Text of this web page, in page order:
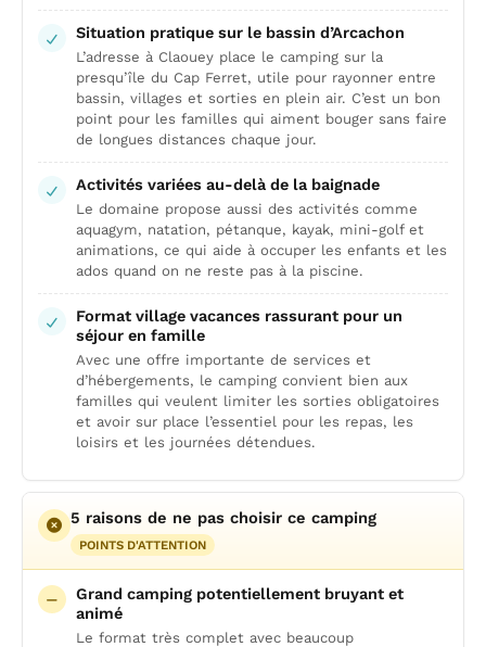
Situation pratique sur le bassin d’Arcachon
L’adresse à Claouey place le camping sur la
presqu’île du Cap Ferret, utile pour rayonner entre
bassin, villages et sorties en plein air. C’est un bon
point pour les familles qui aiment bouger sans faire
de longues distances chaque jour.
Activités variées au-delà de la baignade
Le domaine propose aussi des activités comme
aquagym, natation, pétanque, kayak, mini-golf et
animations, ce qui aide à occuper les enfants et les
ados quand on ne reste pas à la piscine.
Format village vacances rassurant pour un
séjour en famille
Avec une offre importante de services et
d’hébergements, le camping convient bien aux
familles qui veulent limiter les sorties obligatoires
et avoir sur place l’essentiel pour les repas, les
loisirs et les journées détendues.
5 raisons de ne pas choisir ce camping
POINTS D'ATTENTION
Grand camping potentiellement bruyant et
animé
Le format très complet avec beaucoup